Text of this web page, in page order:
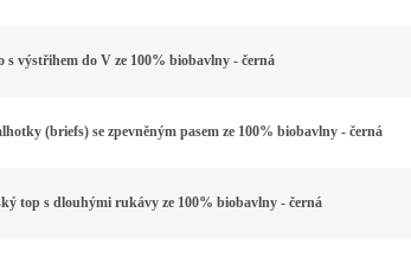
s výstřihem do V ze 100% biobavlny - černá
(briefs) se zpevněným pasem ze 100% biobavlny - černá
top s dlouhými rukávy ze 100% biobavlny - černá